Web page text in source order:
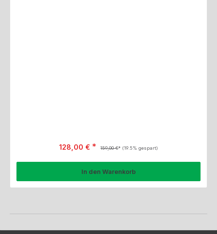
Verkaufspreis:
128,00 € Regulärer Preis:
159,00 € (19.5% gespart)
In den Warenkorb